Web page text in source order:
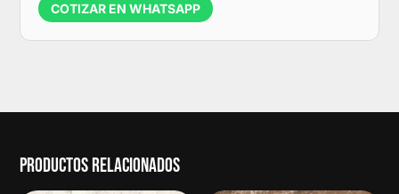
COTIZAR EN WHATSAPP
PRODUCTOS RELACIONADOS